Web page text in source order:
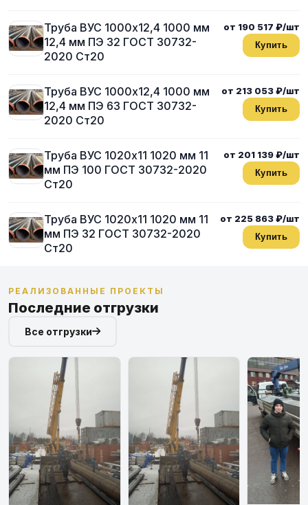
Труба ВУС 1000х12,4 1000 мм
12,4 мм ПЭ 32 ГОСТ 30732-
2020 Ст20
от 190 517 ₽/шт
Купить
Труба ВУС 1000х12,4 1000 мм
12,4 мм ПЭ 63 ГОСТ 30732-
2020 Ст20
от 213 053 ₽/шт
Купить
Труба ВУС 1020х11 1020 мм 11
мм ПЭ 100 ГОСТ 30732-2020
Ст20
от 201 139 ₽/шт
Купить
Труба ВУС 1020х11 1020 мм 11
мм ПЭ 32 ГОСТ 30732-2020
Ст20
от 225 863 ₽/шт
Купить
РЕАЛИЗОВАННЫЕ ПРОЕКТЫ
Последние отгрузки
Все отгрузки